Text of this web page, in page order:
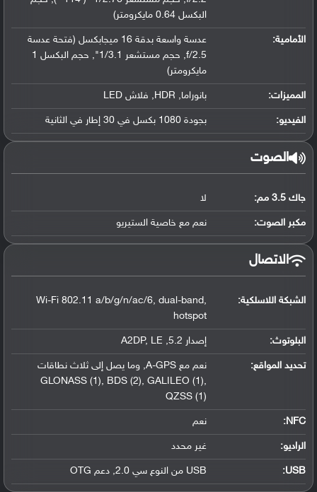
البكسل 0.64 مايكرومتر)
الأمامية:
عدسة واسعة بدقة 16 ميجابكسل (فتحة عدسة
f/2.5, حجم مستشعر 1/3.1", حجم البكسل 1
مايكرومتر)
المميزات: بانوراما, HDR, فلاش LED
الفيديو: بجودة 1080 بكسل في 30 إطار في الثانية
الصوت
جاك 3.5 مم: لا
مكبر الصوت: نعم مع خاصية الستيريو
الاتصال
الشبكة اللاسلكية:
Wi-Fi 802.11 a/b/g/n/ac/6, dual-band,
hotspot
البلوتوث: إصدار 5.2, A2DP, LE
تحديد المواقع:
نعم مع A-GPS, وما يصل إلى ثلاث نطاقات
GLONASS (1), BDS (2), GALILEO (1),
QZSS (1)
NFC
: نعم
الراديو: غير محدد
USB
: USB من النوع سي 2.0, دعم OTG